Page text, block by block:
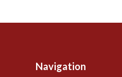
Navigation